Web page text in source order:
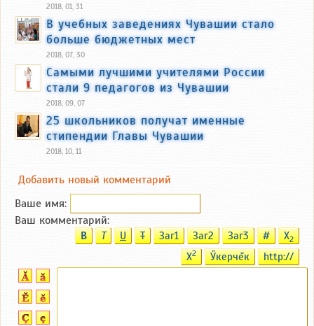
2018, 01, 31
В учебных заведениях Чувашии стало
больше бюджетных мест
2018, 07, 30
Самыми лучшими учителями России
стали 9 педагогов из Чувашии
2018, 09, 07
25 школьников получат именные
стипендии Главы Чувашии
2018, 10, 11
Добавить новый комментарий
Ваше имя:
Ваш комментарий:
B T U T Заг1 Заг2 Заг3 # X2
X2 Ӳкерчĕк http://